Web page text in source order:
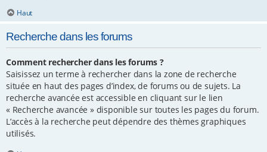
Haut
Recherche dans les forums
Comment rechercher dans les forums ?
Saisissez un terme à rechercher dans la zone de recherche
située en haut des pages d’index, de forums ou de sujets. La
recherche avancée est accessible en cliquant sur le lien
« Recherche avancée » disponible sur toutes les pages du forum.
L’accès à la recherche peut dépendre des thèmes graphiques
utilisés.